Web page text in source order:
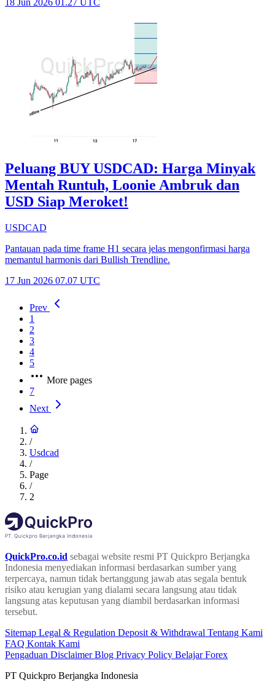
18 Jun 2026 01.27 UTC
Peluang BUY USDCAD: Harga Minyak
Mentah Runtuh, Loonie Ambruk dan
USD Siap Meroket!
USDCAD
Pantauan pada time frame H1 secara jelas mengonfirmasi harga
memantul harmonis dari Bullish Trendline.
17 Jun 2026 07.07 UTC
Prev
1
2
3
4
5
More pages
7
Next
/
Usdcad
/
Page
/
2
QuickPro.co.id sebagai website resmi PT Quickpro Berjangka
Indonesia menyediakan informasi berdasarkan sumber yang
terpercaya, namun tidak bertanggung jawab atas segala bentuk
risiko atau kerugian yang dialami secara langsung atau tidak
langsung atas keputusan yang diambil berdasarkan informasi
tersebut.
Sitemap Legal & Regulation Deposit & Withdrawal Tentang Kami
FAQ Kontak Kami
Pengaduan DisclaimerBlog Privacy Policy Belajar Forex
PT Quickpro Berjangka Indonesia